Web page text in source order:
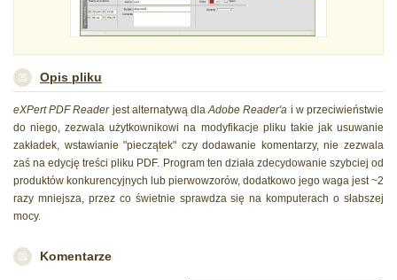
Opis pliku
eXPert PDF Reader jest alternatywą dlaAdobe Reader'a i w przeciwieństwie
do niego, zezwala użytkownikowi na modyfikacje pliku takie jak usuwanie
zakładek, wstawianie "pieczątek" czy dodawanie komentarzy, nie zezwala
zaś na edycję treści pliku PDF. Program ten działa zdecydowanie szybciej od
produktów konkurencyjnych lub pierwowzorów, dodatkowo jego waga jest ~2
razy mniejsza, przez co świetnie sprawdza się na komputerach o słabszej
mocy.
Komentarze